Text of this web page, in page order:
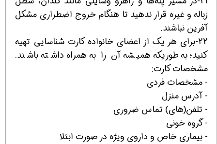
زباله و غيره قرار ندهيد تا هنگام خروج اضطراری مشکل
آفرين نباشند.
22-برای هر يک از اعضای خانواده کارت شناسايی تهيه
کنيد؛ به‌طوريکه هميشه آن را به‌همراه داشته باشند.
مشخصات کارت:
- مشخصات فردی
- آدرس منزل
- تلفن(های) تماس ضروری
- گروه خونی
- بيماری خاص و داروی ويژه در صورت ابتلا